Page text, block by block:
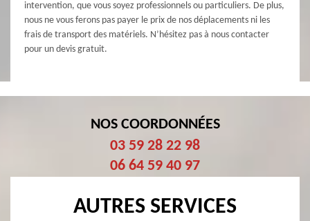
intervention, que vous soyez professionnels ou particuliers. De plus,
nous ne vous ferons pas payer le prix de nos déplacements ni les
frais de transport des matériels. N’hésitez pas à nous contacter
pour un devis gratuit.
NOS COORDONNÉES
03 59 28 22 98
06 64 59 40 97
AUTRES SERVICES